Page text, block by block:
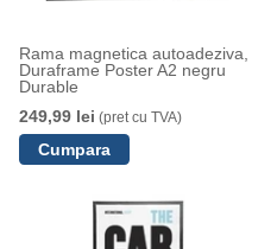
Rama magnetica autoadeziva,
Duraframe Poster A2 negru
Durable
249,99 lei (pret cu TVA)